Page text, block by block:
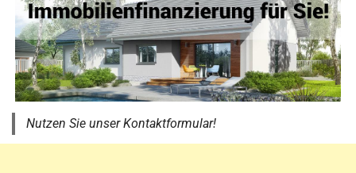
Nutzen Sie unser Kontaktformular!